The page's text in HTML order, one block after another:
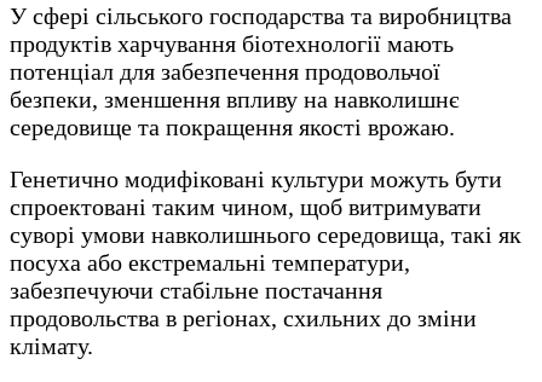
У сфері сільського господарства та виробництва
продуктів харчування біотехнології мають
потенціал для забезпечення продовольчої
безпеки, зменшення впливу на навколишнє
середовище та покращення якості врожаю.
Генетично модифіковані культури можуть бути
спроектовані таким чином, щоб витримувати
суворі умови навколишнього середовища, такі як
посуха або екстремальні температури,
забезпечуючи стабільне постачання
продовольства в регіонах, схильних до зміни
клімату.